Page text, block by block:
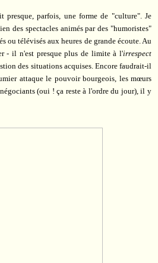
presque, parfois, une forme de "culture". Je
des spectacles animés par des "humoristes"
ou télévisés aux heures de grande écoute. Au
- il n'est presque plus de limite à l'irrespect
des situations acquises. Encore faudrait-il
attaque le pouvoir bourgeois, les mœurs
(oui ! ça reste à l'ordre du jour), il y